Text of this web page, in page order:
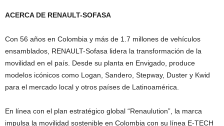
ACERCA DE RENAULT-SOFASA
Con 56 años en Colombia y más de 1.7 millones de vehículos
ensamblados, RENAULT-Sofasa lidera la transformación de la
movilidad en el país. Desde su planta en Envigado, produce
modelos icónicos como Logan, Sandero, Stepway, Duster y Kwid
para el mercado local y otros países de Latinoamérica.
En línea con el plan estratégico global “Renaulution”, la marca
impulsa la movilidad sostenible en Colombia con su línea E-TECH